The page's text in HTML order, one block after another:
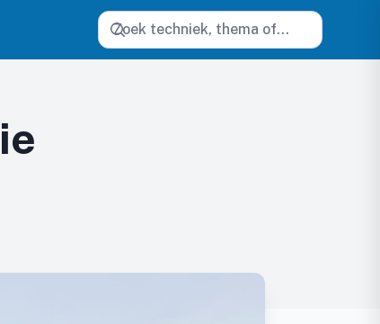
Zoeken